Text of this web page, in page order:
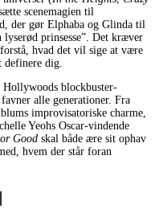
scenemagien til
der gør Elphaba og Glinda til
lyserød prinsesse”. Det kræver
hvad det vil sige at være
definere dig.
Hollywoods blockbuster-
alle generationer. Fra
improvisatoriske charme,
Yeohs Oscar-vindende
Good skal både ære sit ophav
hvem der står foran